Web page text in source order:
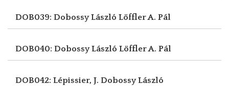
DOB039: Dobossy László Löffler A. Pál
DOB040: Dobossy László Löffler A. Pál
DOB042: Lépissier, J. Dobossy László